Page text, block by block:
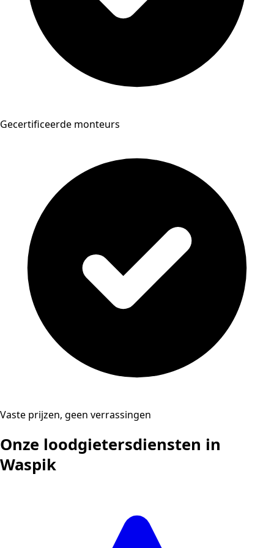
Gecertificeerde monteurs
Vaste prijzen, geen verrassingen
Onze loodgietersdiensten in
Waspik